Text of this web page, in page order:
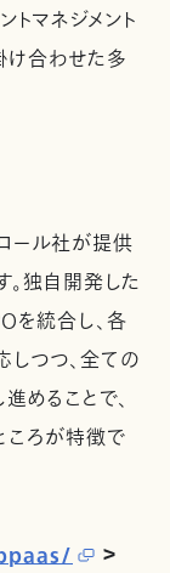
トマネジメント
け合わせた多
ール社が提供
。独自開発した
を統合し、各
つつ、全ての
めることで、
ころが特徴で
＞